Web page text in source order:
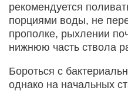
рекомендуется
порциями воды, не
прополке, рыхлении
нижнюю часть ствола
Бороться с
однако на начальных